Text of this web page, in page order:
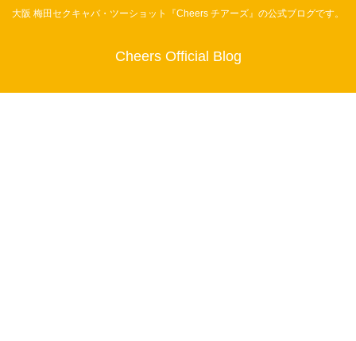
大阪 梅田セクキャバ・ツーショット『Cheers チアーズ』の公式ブログです。
Cheers Official Blog